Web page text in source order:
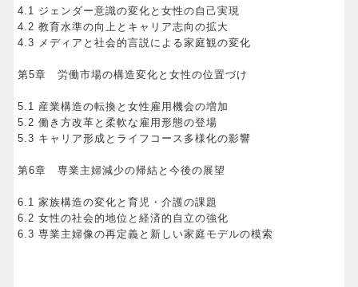
4.1 ジェンダー意識の変化と女性の自己実現
4.2 教育水準の向上とキャリア志向の拡大
4.3 メディアと社会的言説による家庭観の変化
第5章 労働市場の構造変化と女性の位置づけ
5.1 産業構造の転換と女性雇用機会の増加
5.2 働き方改革と柔軟な雇用形態の登場
5.3 キャリア形成とライフコース多様化の影響
第6章 専業主婦減少の帰結と今後の展望
6.1 家族構造の変化と育児・介護の課題
6.2 女性の社会的地位と経済的自立の強化
6.3 専業主婦像の再定義と新しい家庭モデルの模索